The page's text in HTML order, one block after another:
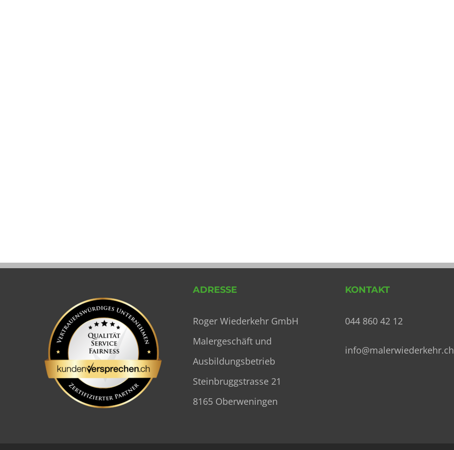
ADRESSE
Roger Wiederkehr GmbH
Malergeschäft und
Ausbildungsbetrieb
Steinbruggstrasse 21
8165 Oberweningen
KONTAKT
044 860 42 12
info@malerwiederkehr.ch